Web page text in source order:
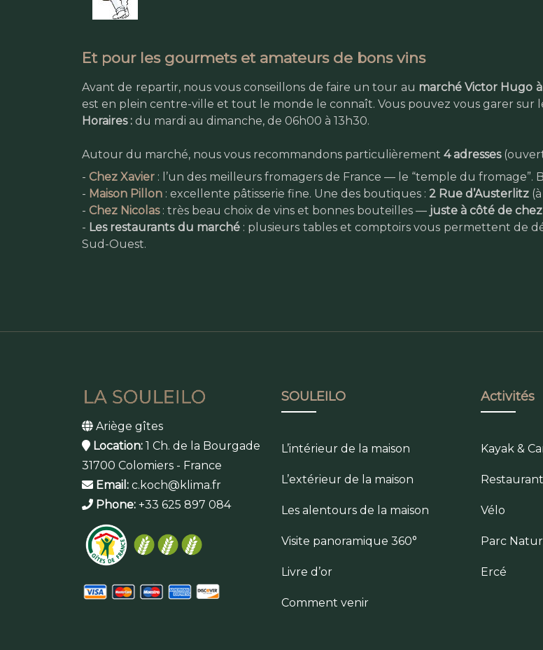
Et pour les gourmets et amateurs de bons vins
Avant de repartir, nous vous conseillons de faire un tour au marché Victor Hugo
est en plein centre-ville et tout le monde le connaît. Vous pouvez vous garer sur
Horaires : du mardi au dimanche, de 06h00 à 13h30.
Autour du marché, nous vous recommandons particulièrement 4 adresses
- Chez Xavier : l’un des meilleurs fromagers de France — le “temple du fromage”.
- Maison Pillon : excellente pâtisserie fine. Une des boutiques : 2 Rue d’Austerlitz
- Chez Nicolas: très beau choix de vins et bonnes bouteilles — juste à côté de
- Les restaurants du marché: plusieurs tables et comptoirs vous permettent de
Sud-Ouest.
Ariège gîtes
Location: 1 Ch. de la Bourgade
31700 Colomiers - France
Email: c.koch@klima.fr
Phone: +33 625 897 084
SOULEILO
L’intérieur de la maison
L’extérieur de la maison
Les alentours de la maison
Visite panoramique 360°
Livre d’or
Comment venir
Activités
Kayak &
Vélo
Parc
Ercé